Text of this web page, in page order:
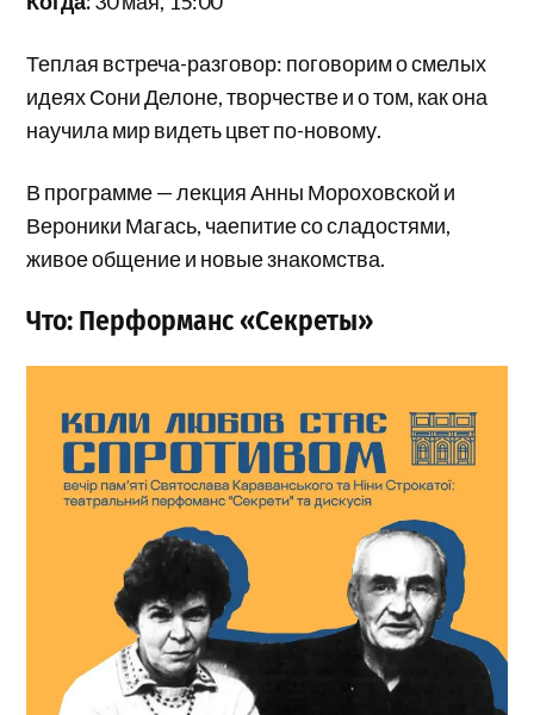
Теплая встреча-разговор: поговорим о смелых
идеях Сони Делоне, творчестве и о том, как она
научила мир видеть цвет по-новому.
В программе — лекция Анны Мороховской и
Вероники Магась, чаепитие со сладостями,
живое общение и новые знакомства.
Что: Перформанс «Секреты»